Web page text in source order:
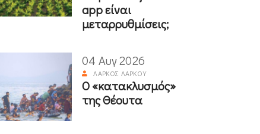
app είναι
μεταρρυθμίσεις;
04 Αυγ 2026
ΛΆΡΚΟΣ ΛΆΡΚΟΥ
Ο «κατακλυσμός»
της Θέουτα